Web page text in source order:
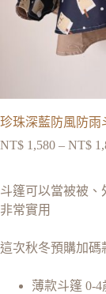
珍珠深藍防風防雨
NT$ 1,580 – NT$
斗篷可以當被被、
非常實用
這次秋冬預購加碼
薄款斗篷 0-